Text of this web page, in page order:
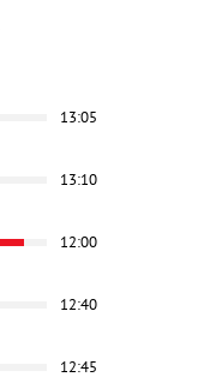
13:05
13:10
12:00
12:40
12:45